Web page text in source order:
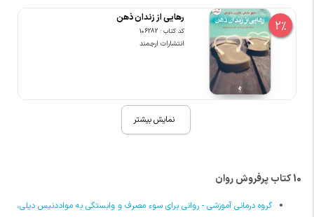
2%
رهایی از زندان ذهن
کد کتاب : 106282
انتشارات ارجمند
نمایش بیشتر
10 کتاب پرفروش روان
گروه درمانی آموزشی - روانی برای سوء مصرف و وابستگی به مواددنیس دیلی،